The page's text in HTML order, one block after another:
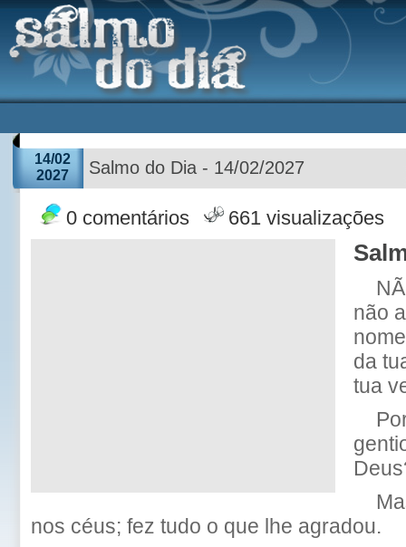
14/02
2027
Salmo do Dia - 14/02/2027
0 comentários 661 visualizações
não
da
tua
nos céus; fez tudo o que lhe agradou.